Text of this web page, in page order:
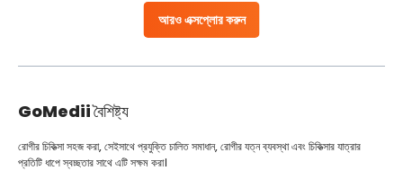
আরও এক্সপ্লোর করুন
GoMediiবৈশিষ্ট্য
রোগীর চিকিত্সা সহজ করা, সেইসাথে প্রযুক্তি চালিত সমাধান, রোগীর যত্ন ব্যবস্থা এবং চিকিত্সার যাত্রার
প্রতিটি ধাপে স্বচ্ছতার সাথে এটি সক্ষম করা।